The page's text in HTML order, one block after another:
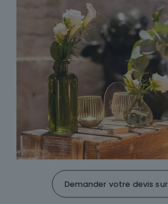
Demander votre devis